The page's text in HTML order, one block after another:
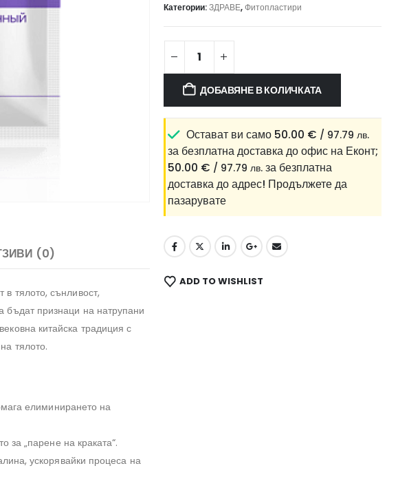
(0)
тялото, сънливост,
бъдат признаци на натрупани
китайска традиция с
тялото.
елиминирането на
за „парене на краката“.
ускорявайки процеса на
Категории:ЗДРАВЕ,Фитопластири
ДОБАВЯНЕ В КОЛИЧКАТА
Остават ви само 50.00 € / 97.79 лв.
за безплатна доставка до офис на Еконт;
50.00 € / 97.79 лв. за безплатна
доставка до адрес! Продължете да
пазарувате
ADD TO WISHLIST